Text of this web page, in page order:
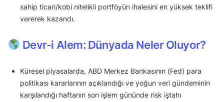
sahip ticari/kobi nitelikli portföyün ihalesini en yüksek teklifi
vererek kazandı.
Devr-i Alem: Dünyada Neler Oluyor?
Küresel piyasalarda, ABD Merkez Bankasının (Fed) para
politikası kararlarının açıklandığı ve yoğun veri gündeminin
karşılandığı haftanın son işlem gününde risk iştahı